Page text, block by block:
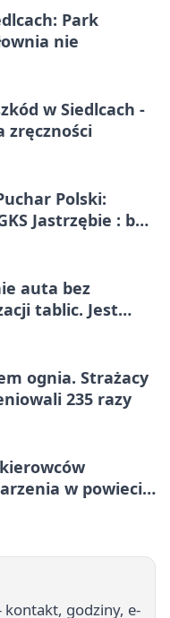
Park
nie
w Siedlcach -
zręczności
Polski:
Jastrzębie : bez
auta bez
tablic. Jest
ognia. Strażacy
235 razy
w powiecie
kontakt, godziny, e-